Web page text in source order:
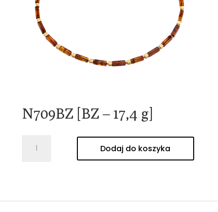
N709BZ [BZ – 17,4 g]
N709BZ
Dodaj do koszyka